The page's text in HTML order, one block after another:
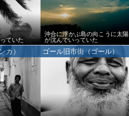
ていた
沖合に浮かぶ島の向こうに太陽
が沈んでいっていた
カ） ゴール旧市街（ゴール）